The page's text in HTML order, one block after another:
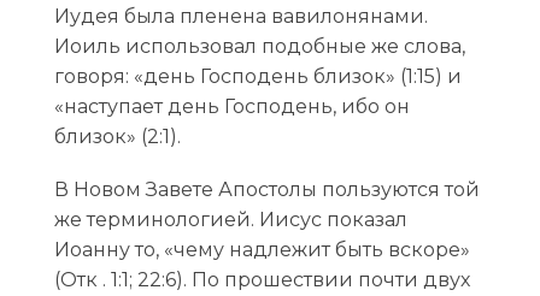
Иудея была пленена вавилонянами.
Иоиль использовал подобные же слова,
говоря: «день Господень близок» (1:15) и
«наступает день Господень, ибо он
близок» (2:1).
В Новом Завете Апостолы пользуются той
же терминологией. Иисус показал
Иоанну то, «чему надлежит быть вскоре»
(Отк . 1:1; 22:6). По прошествии почти двух